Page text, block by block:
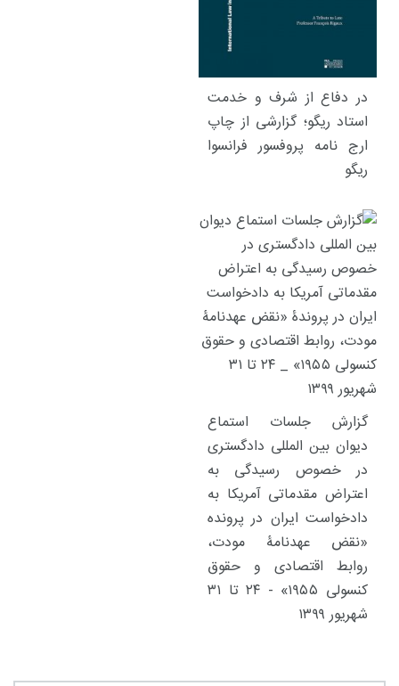
در دفاع از شرف و خدمت
استاد ریگو؛ گزارشی از چاپ
ارج نامه پروفسور فرانسوا
ریگو
گزارش جلسات استماع
دیوان بین المللی دادگستری
در خصوص رسیدگی به
اعتراض مقدماتی آمریکا به
دادخواست ایران در پرونده
«نقض عهدنامۀ مودت،
روابط اقتصادی و حقوق
کنسولی ۱۹۵۵» - ۲۴ تا ۳۱
شهریور ۱۳۹۹